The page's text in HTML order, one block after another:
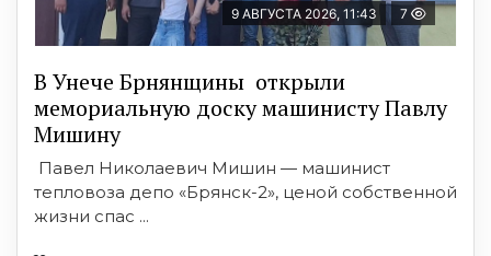
9 АВГУСТА 2026, 11:43 7
В Унече Брнянщины открыли
мемориальную доску машинисту Павлу
Мишину
Павел Николаевич Мишин — машинист
тепловоза депо «Брянск-2», ценой собственной
жизни спас ...